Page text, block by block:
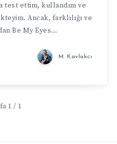
test ettim, kullandım ve
Ancak, farklılığı ve
Be My Eyes…
M. Kavlakcı
1 / 1